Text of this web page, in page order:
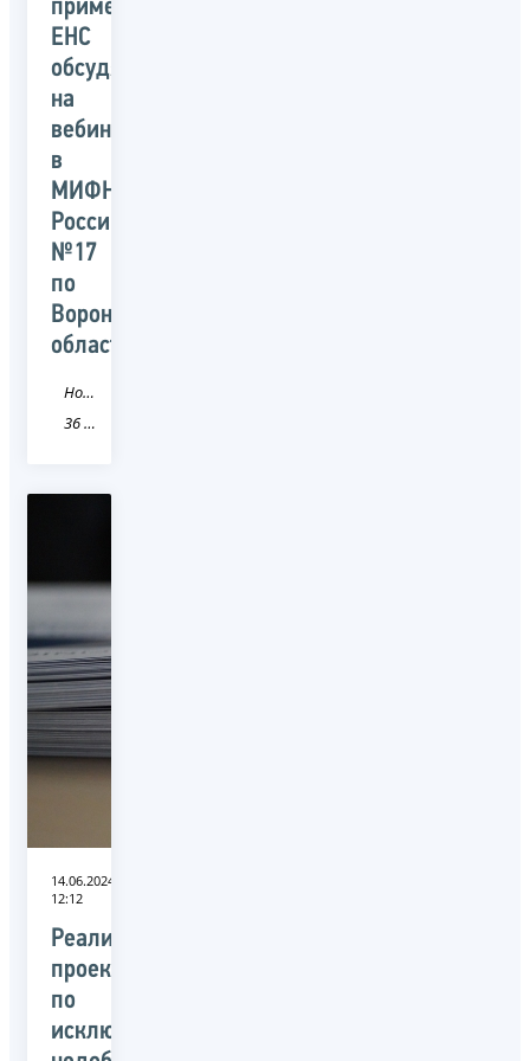
применения
ЕНС
обсудят
на
вебинаре
в
МИФНС
России
№17
по
Воронежской
области
Новость
36 Воронежская область
14.06.2024
12:12
Реализацию
проекта
по
исключению